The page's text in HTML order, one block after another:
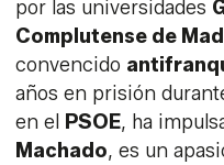
por las universidades
Complutense de
convencido
años en prisión
en el PSOE, ha
Machado, es un